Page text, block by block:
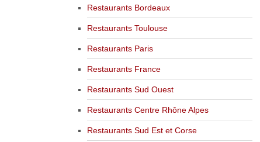
Restaurants Bordeaux
Restaurants Toulouse
Restaurants Paris
Restaurants France
Restaurants Sud Ouest
Restaurants Centre Rhône Alpes
Restaurants Sud Est et Corse